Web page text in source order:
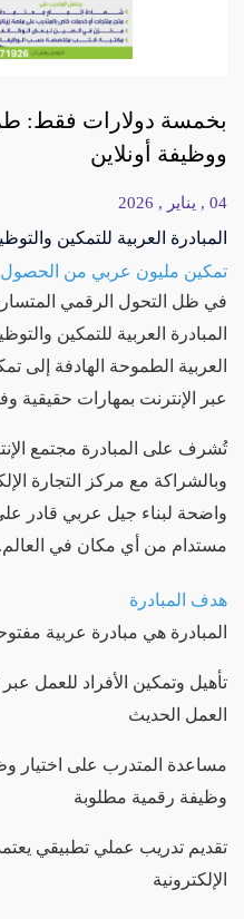
بخمسة دولارات فقط:
ووظيفة أونلاين
04 , يناير , 2026
المبادرة العربية للتمكين
تمكين مليون عربي من الحصول
في ظل التحول الرقمي
المبادرة العربية للتمكين
العربية الطموحة الهادفة إلى
عبر الإنترنت بمهارات حقيقية
تُشرف على المبادرة مجتمع
وبالشراكة مع مركز التجارة
واضحة لبناء جيل عربي قادر
مستدام من أي مكان في العالم.
هدف المبادرة
المبادرة هي مبادرة عربية
تأهيل وتمكين الأفراد للعمل
العمل الحديث
وظيفة رقمية مطلوبة
تقديم تدريب عملي تطبيقي
الإلكترونية